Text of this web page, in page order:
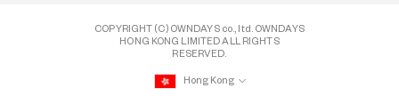
COPYRIGHT (C) OWNDAYS co., ltd. OWNDAYS
HONG KONG LIMITED ALL RIGHTS
RESERVED.
Hong Kong